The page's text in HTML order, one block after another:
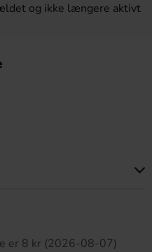
og ikke længere aktivt
er 8 kr (2026-08-07)